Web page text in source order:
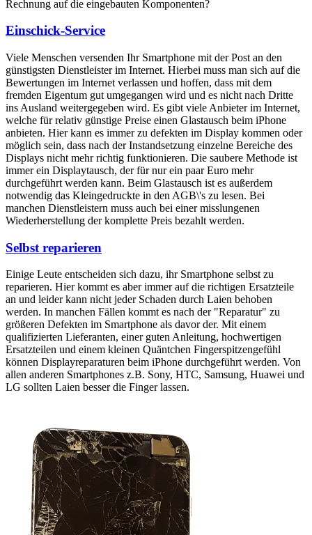
Rechnung auf die eingebauten Komponenten?
Einschick-Service
Viele Menschen versenden Ihr Smartphone mit der Post an den
günstigsten Dienstleister im Internet. Hierbei muss man sich auf die
Bewertungen im Internet verlassen und hoffen, dass mit dem
fremden Eigentum gut umgegangen wird und es nicht nach Dritte
ins Ausland weitergegeben wird. Es gibt viele Anbieter im Internet,
welche für relativ günstige Preise einen Glastausch beim iPhone
anbieten. Hier kann es immer zu defekten im Display kommen oder
möglich sein, dass nach der Instandsetzung einzelne Bereiche des
Displays nicht mehr richtig funktionieren. Die saubere Methode ist
immer ein Displaytausch, der für nur ein paar Euro mehr
durchgeführt werden kann. Beim Glastausch ist es außerdem
notwendig das Kleingedruckte in den AGB\'s zu lesen. Bei
manchen Dienstleistern muss auch bei einer misslungenen
Wiederherstellung der komplette Preis bezahlt werden.
Selbst reparieren
Einige Leute entscheiden sich dazu, ihr Smartphone selbst zu
reparieren. Hier kommt es aber immer auf die richtigen Ersatzteile
an und leider kann nicht jeder Schaden durch Laien behoben
werden. In manchen Fällen kommt es nach der "Reparatur" zu
größeren Defekten im Smartphone als davor der. Mit einem
qualifizierten Lieferanten, einer guten Anleitung, hochwertigen
Ersatzteilen und einem kleinen Quäntchen Fingerspitzengefühl
können Displayreparaturen beim iPhone durchgeführt werden. Von
allen anderen Smartphones z.B. Sony, HTC, Samsung, Huawei und
LG sollten Laien besser die Finger lassen.